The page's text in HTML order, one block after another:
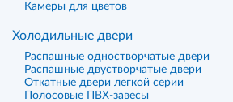
Камеры для цветов
Холодильные двери
Распашные одностворчатые двери
Распашные двустворчатые двери
Откатные двери легкой серии
Полосовые ПВХ-завесы